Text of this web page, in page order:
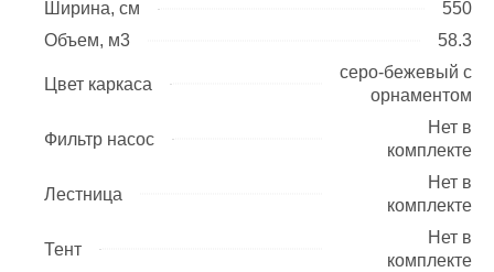
Ширина, см
550
Объем, м3
58.3
Цвет каркаса
серо-бежевый с
орнаментом
Фильтр насос
Нет в
комплекте
Лестница
Нет в
комплекте
Тент
Нет в
комплекте